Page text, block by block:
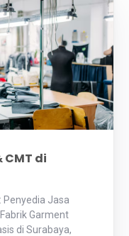
CMT di
Penyedia Jasa
Garment
di Surabaya,